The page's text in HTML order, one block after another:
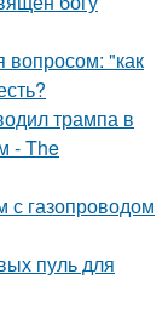
вопросом: "как
трампа в
- The
с газопроводом
пуль для